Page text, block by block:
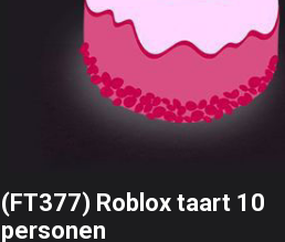
(FT377) Roblox taart 10
personen